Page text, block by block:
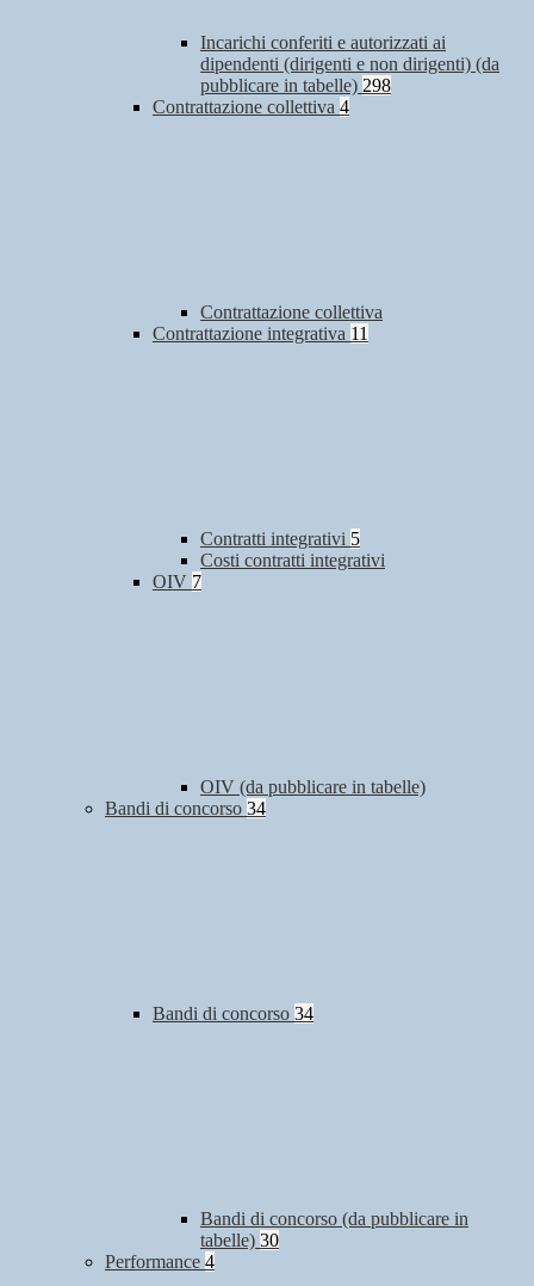
Incarichi conferiti e autorizzati ai
dipendenti (dirigenti e non dirigenti) (da
pubblicare in tabelle) 298
Contrattazione collettiva 4
Contrattazione collettiva
Contrattazione integrativa 11
Contratti integrativi 5
Costi contratti integrativi
OIV 7
OIV (da pubblicare in tabelle)
Bandi di concorso 34
Bandi di concorso 34
Bandi di concorso (da pubblicare in
tabelle) 30
Performance 4